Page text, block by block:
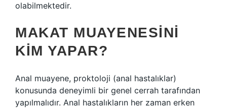
olabilmektedir.
MAKAT MUAYENESINI
KIM YAPAR?
Anal muayene, proktoloji (anal hastalıklar)
konusunda deneyimli bir genel cerrah tarafından
yapılmalıdır. Anal hastalıkların her zaman erken